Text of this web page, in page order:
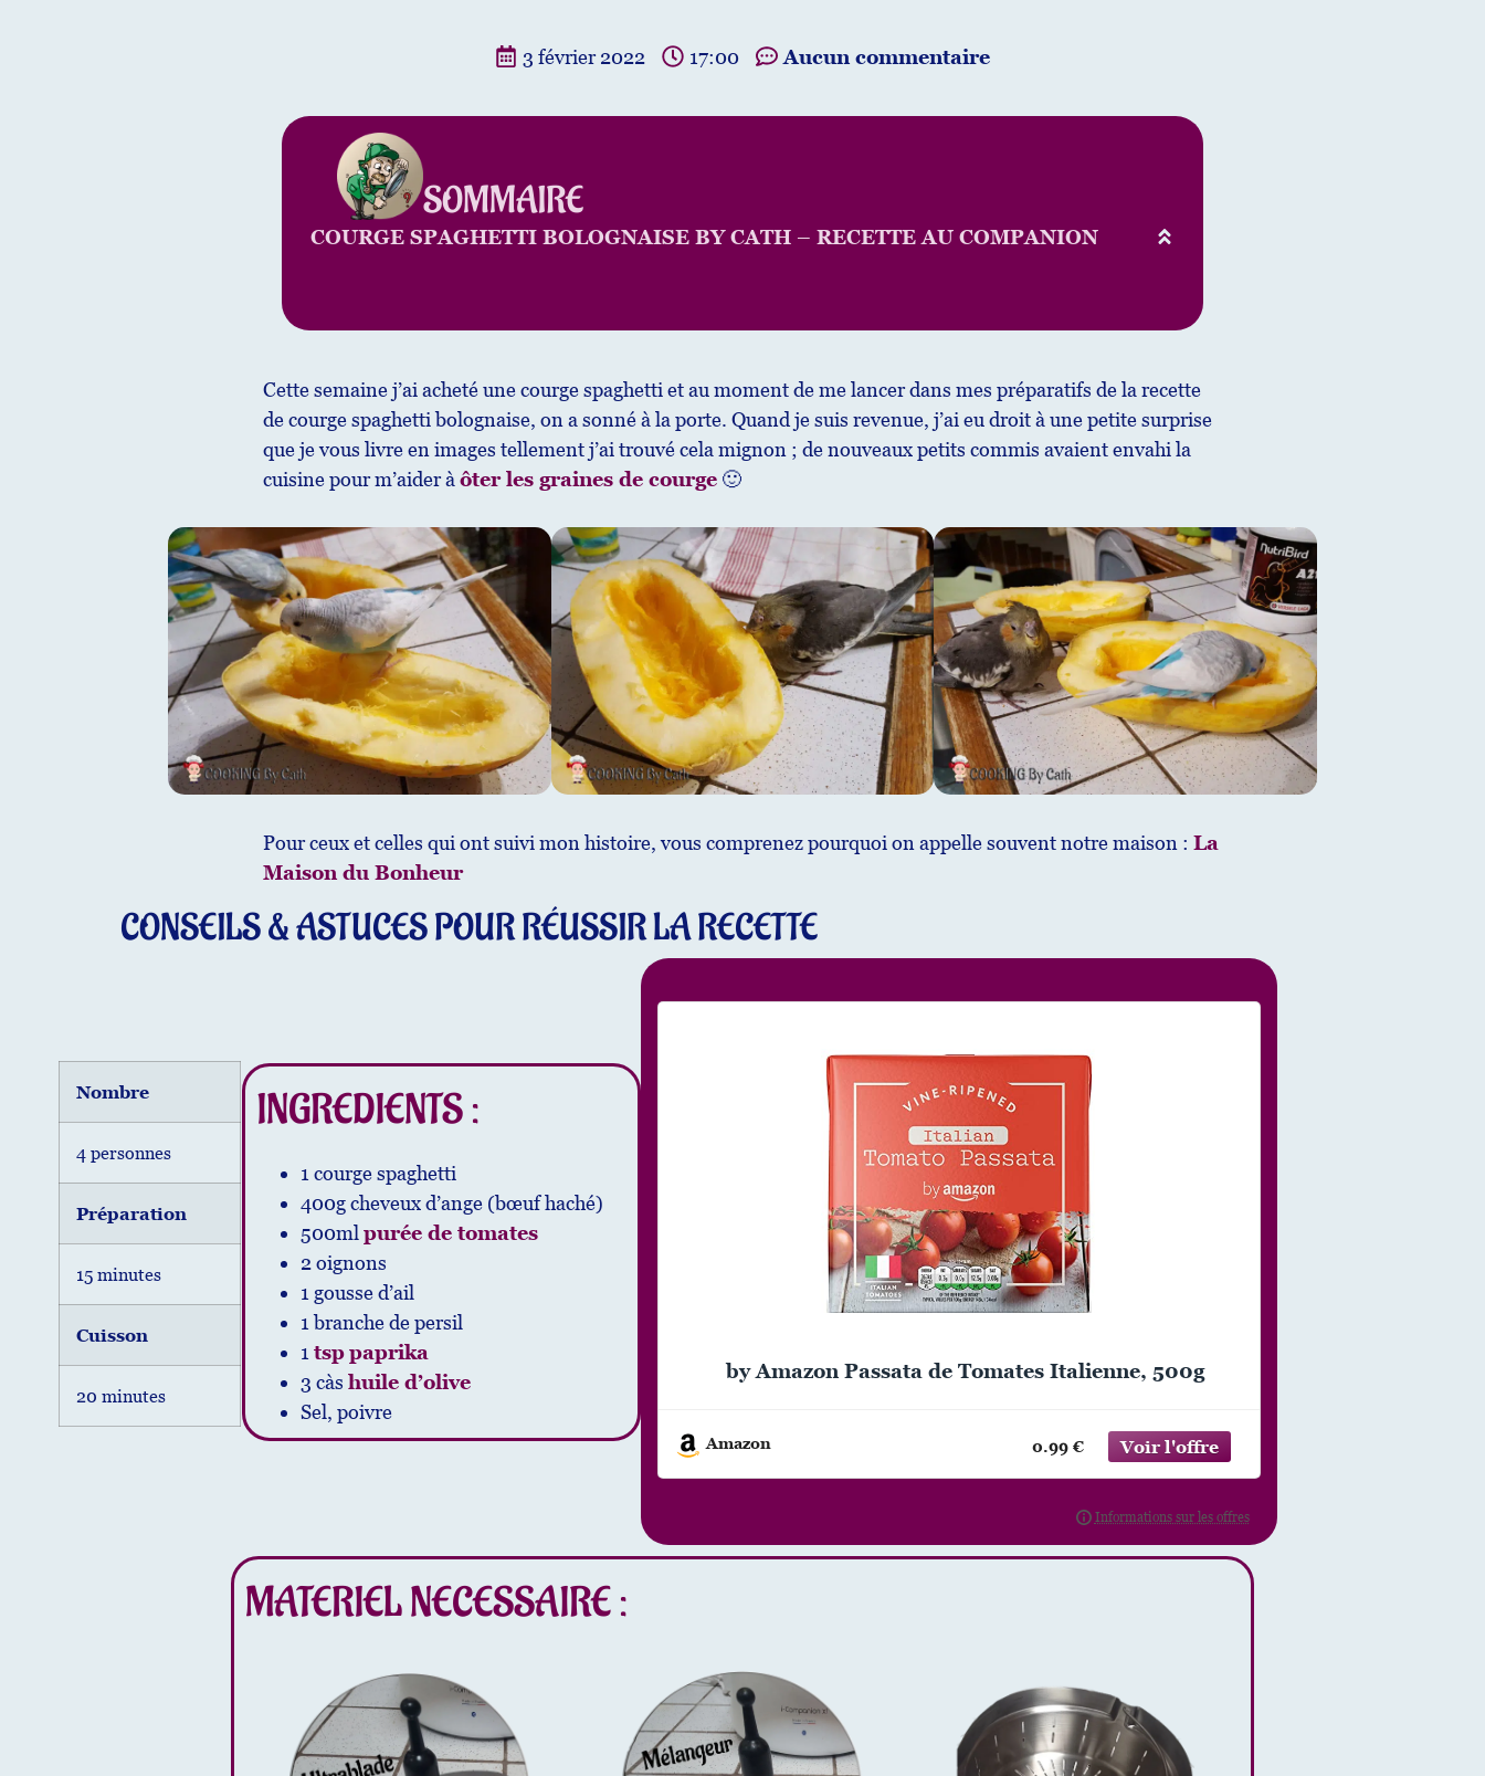
3 février 2022 17:00 Aucun commentaire
SOMMAIRE
COURGE SPAGHETTI BOLOGNAISE BY CATH – RECETTE AU COMPANION
Cette semaine j’ai acheté une courge spaghetti et au moment de me lancer dans mes préparatifs de la recette
de courge spaghetti bolognaise, on a sonné à la porte. Quand je suis revenue, j’ai eu droit à une petite surprise
que je vous livre en images tellement j’ai trouvé cela mignon ; de nouveaux petits commis avaient envahi la
cuisine pour m’aider à ôter les graines de courge🙂
Pour ceux et celles qui ont suivi mon histoire, vous comprenez pourquoi on appelle souvent notre maison : La
Maison du Bonheur
CONSEILS & ASTUCES POUR RÉUSSIR LA RECETTE
Nombre
4 personnes
Préparation
15 minutes
Cuisson
20 minutes
INGREDIENTS :
1 courge spaghetti
400g cheveux d’ange (bœuf haché)
500ml purée de tomates
2 oignons
1 gousse d’ail
1 branche de persil
1 tsppaprika
3 càs huile d’olive
Sel, poivre
by Amazon Passata de Tomates Italienne, 500g
Amazon 0.99 €
MATERIEL NECESSAIRE :